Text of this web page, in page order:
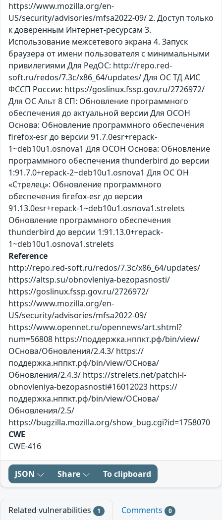
https://www.mozilla.org/en-
US/security/advisories/mfsa2022-09/ 2. Доступ только
к доверенным Интернет-ресурсам 3.
Использование межсетевого экрана 4. Запуск
браузера от имени пользователя с минимальными
привилегиями Для РедОС: http://repo.red-
soft.ru/redos/7.3c/x86_64/updates/ Для ОС ТД АИС
ФССП России: https://goslinux.fssp.gov.ru/2726972/
Для ОС Альт 8 СП: Обновление программного
обеспечения до актуальной версии Для ОСОН
Основа: Обновление программного обеспечения
firefox-esr до версии 91.7.0esr+repack-
1~deb10u1.osnova1 Для ОСОН Основа: Обновление
программного обеспечения thunderbird до версии
1:91.7.0+repack-2~deb10u1.osnova1 Для ОС ОН
«Стрелец»: Обновление программного
обеспечения firefox-esr до версии
91.13.0esr+repack-1~deb10u1.osnova1.strelets
Обновление программного обеспечения
thunderbird до версии 1:91.13.0+repack-
1~deb10u1.osnova1.strelets
Reference
http://repo.red-soft.ru/redos/7.3c/x86_64/updates/
https://altsp.su/obnovleniya-bezopasnosti/
https://goslinux.fssp.gov.ru/2726972/
https://www.mozilla.org/en-
US/security/advisories/mfsa2022-09/
https://www.opennet.ru/opennews/art.shtml?
num=56808 https://поддержка.нппкт.рф/bin/view/
ОСнова/Обновления/2.4.3/ https://
поддержка.нппкт.рф/bin/view/ОСнова/
Обновления/2.4.3/ https://strelets.net/patchi-i-
obnovleniya-bezopasnosti#16012023 https://
поддержка.нппкт.рф/bin/view/ОСнова/
Обновления/2.5/
https://bugzilla.mozilla.org/show_bug.cgi?id=1758070
CWE
CWE-416
JSON Share To clipboard
Related vulnerabilities 1 Comments 0